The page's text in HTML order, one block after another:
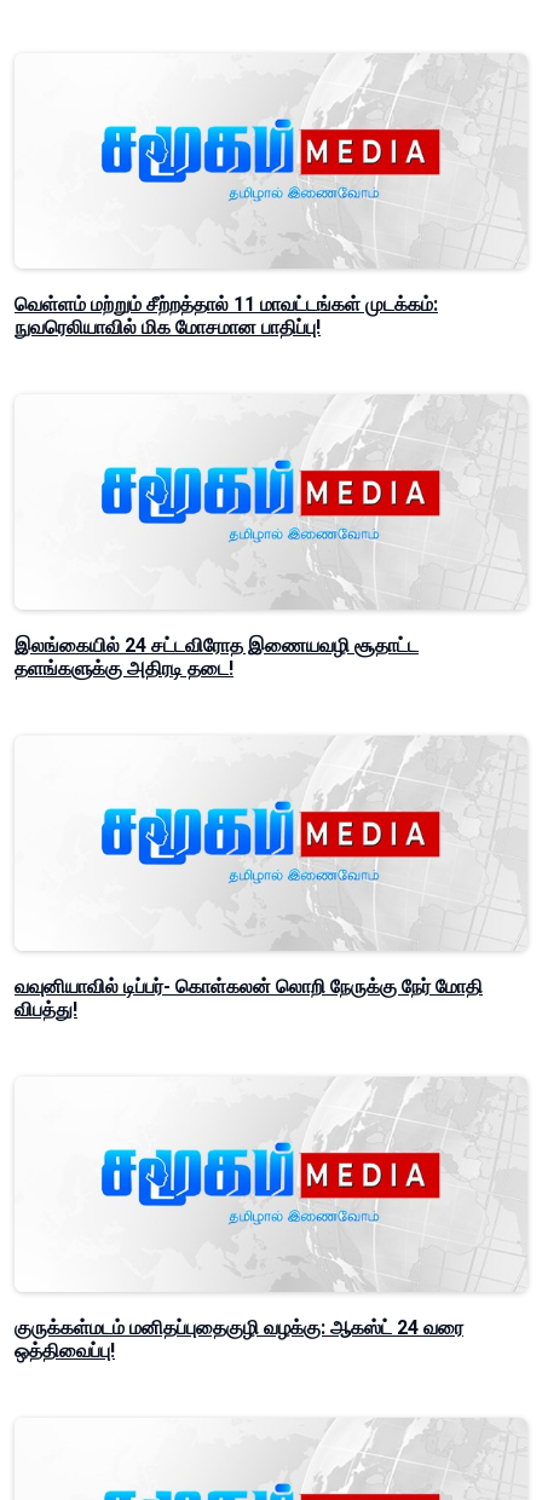
வெள்ளம் மற்றும் சீற்றத்தால் 11 மாவட்டங்கள் முடக்கம்:
நுவரெலியாவில் மிக மோசமான பாதிப்பு!
இலங்கையில் 24 சட்டவிரோத இணையவழி சூதாட்ட
தளங்களுக்கு அதிரடி தடை!
வவுனியாவில் டிப்பர்- கொள்கலன் லொறி நேருக்கு நேர் மோதி
விபத்து!
குருக்கள்மடம் மனிதப்புதைகுழி வழக்கு: ஆகஸ்ட் 24 வரை
ஒத்திவைப்பு!